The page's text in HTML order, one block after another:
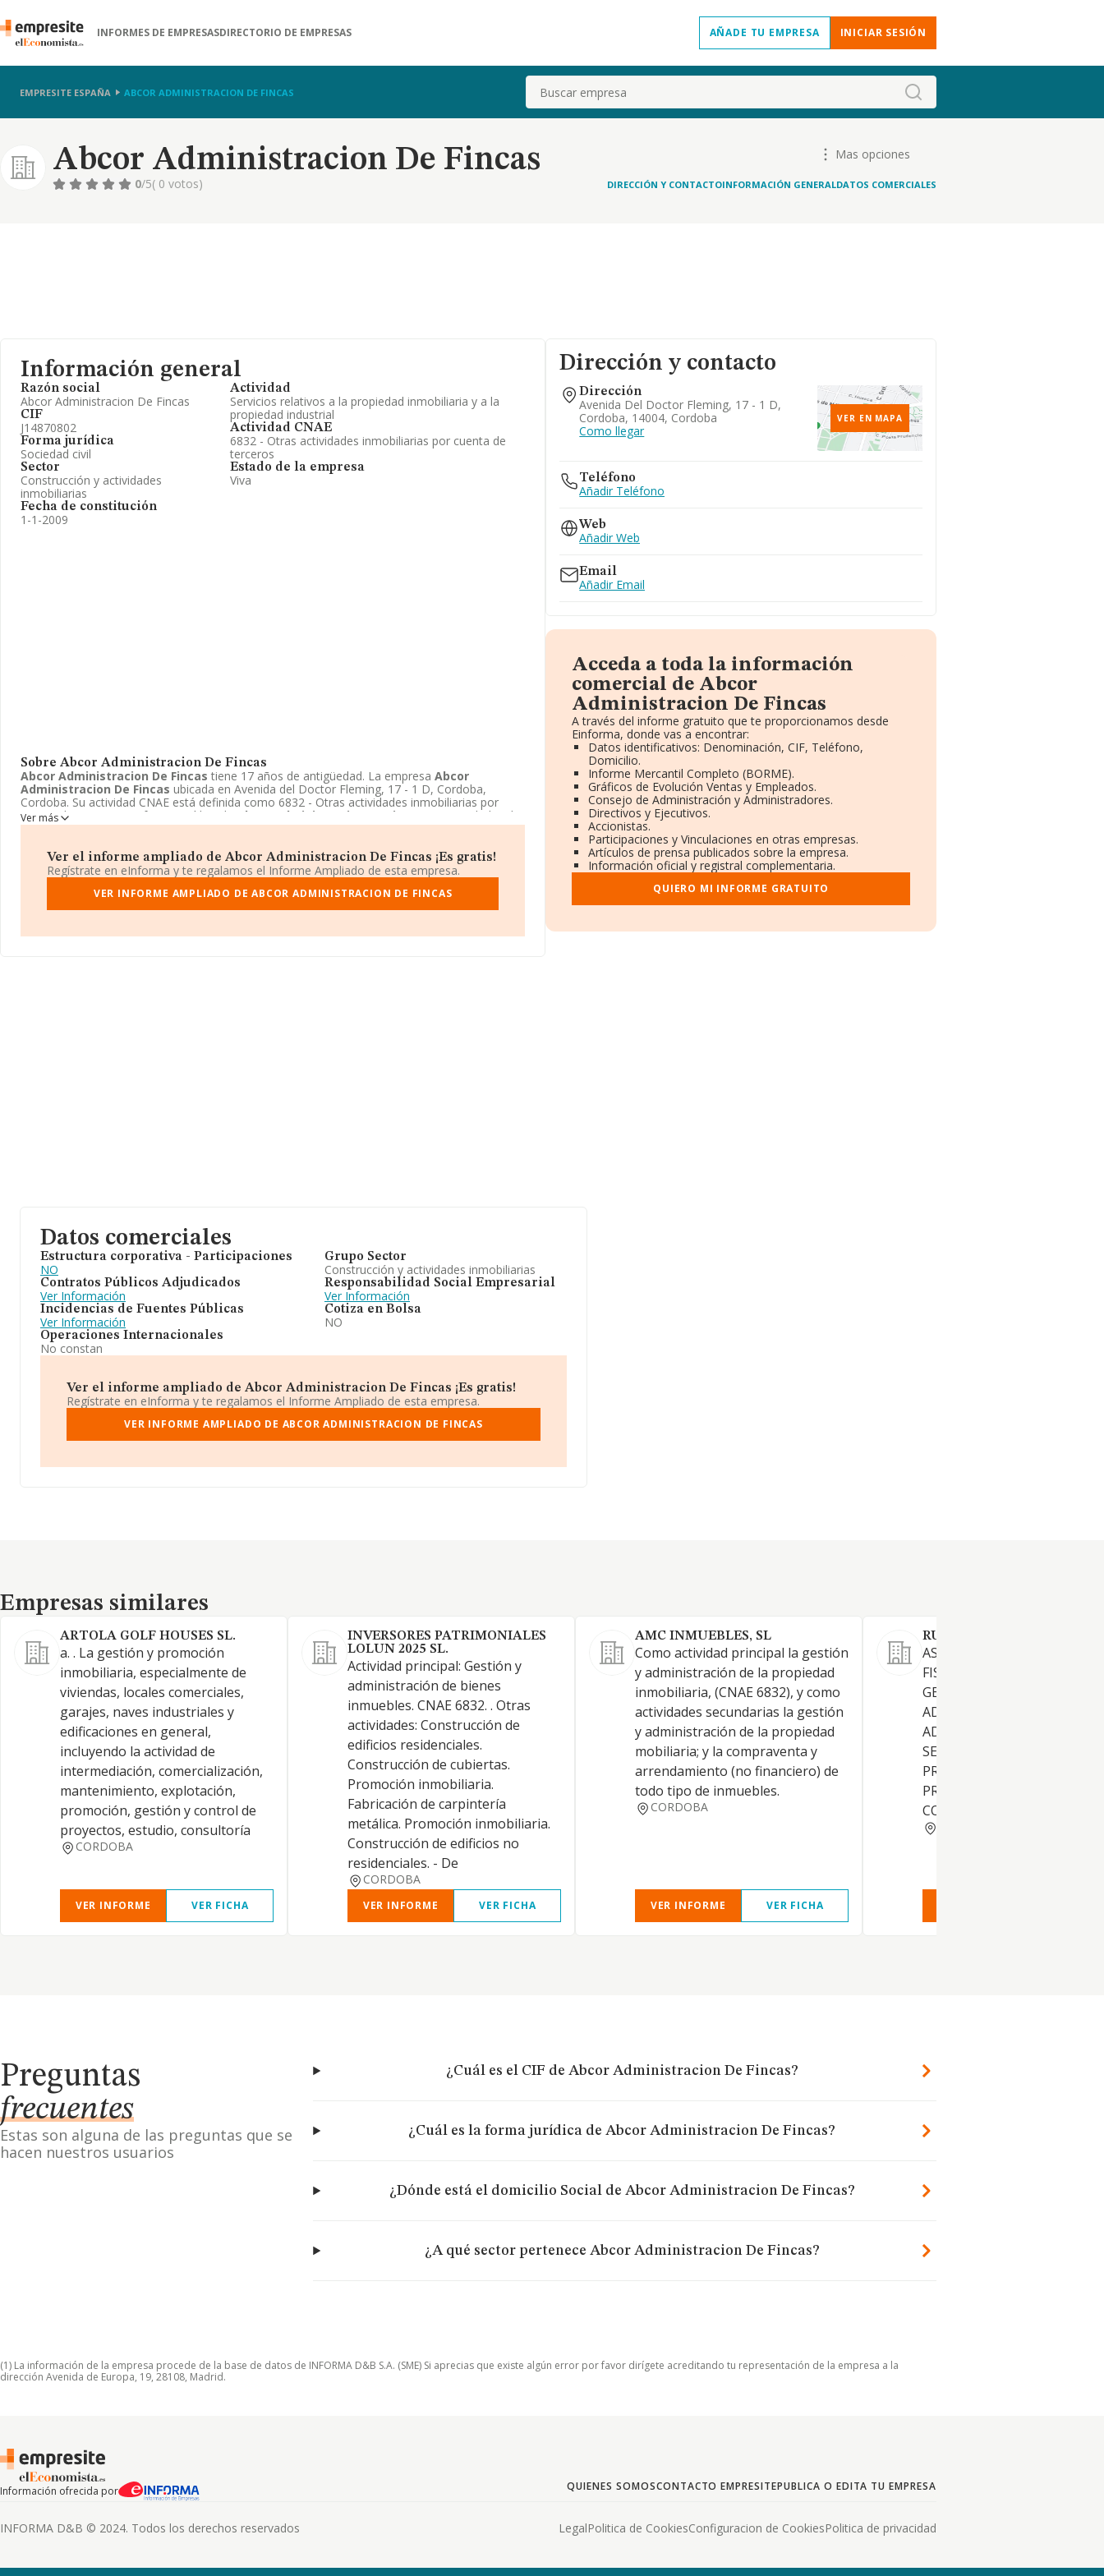
INFORMES DE EMPRESASDIRECTORIO DE EMPRESAS AÑADE TU EMPRESA INICIAR SESIÓN
EMPRESITE ESPAÑA ABCOR ADMINISTRACION DE FINCAS Buscar
Abcor Administracion De Fincas
Mas opciones
0/5( 0 votos) DIRECCIÓN Y CONTACTOINFORMACIÓN GENERALDATOS COMERCIALES
Información general
Razón social
Abcor Administracion De Fincas
CIF
J14870802
Forma jurídica
Sociedad civil
Sector
Construcción y actividades
inmobiliarias
Fecha de constitución
1-1-2009
Actividad
Servicios relativos a la propiedad inmobiliaria y a la
propiedad industrial
Actividad CNAE
6832 - Otras actividades inmobiliarias por cuenta de
terceros
Estado de la empresa
Viva
Sobre Abcor Administracion De Fincas
Abcor Administracion De Fincas tiene 17 años de antigüedad. La empresa Abcor
Administracion De Fincas ubicada en Avenida del Doctor Fleming, 17 - 1 D, Cordoba,
Cordoba. Su actividad CNAE está definida como 6832 - Otras actividades inmobiliarias por
cuenta de terceros. La forma jurídica de
Abcor Administracion De Fincas es Sociedad civil.
Ver más
Ver el informe ampliado de Abcor Administracion De Fincas ¡Es gratis!
Regístrate en eInforma y te regalamos el Informe Ampliado de esta empresa.
VER INFORME AMPLIADO DE ABCOR ADMINISTRACION DE FINCAS
Dirección y contacto
Dirección
Avenida Del Doctor Fleming, 17 - 1 D,
Cordoba, 14004, Cordoba
Como llegar
VER EN MAPA
Teléfono
Añadir Teléfono
Web
Añadir Web
Email
Añadir Email
Acceda a toda la información
comercial de Abcor
Administracion De Fincas
A través del informe gratuito que te proporcionamos desde
Einforma, donde vas a encontrar:
Datos identificativos: Denominación, CIF, Teléfono,
Domicilio.
Informe Mercantil Completo (BORME).
Gráficos de Evolución Ventas y Empleados.
Consejo de Administración y Administradores.
Directivos y Ejecutivos.
Accionistas.
Participaciones y Vinculaciones en otras empresas.
Artículos de prensa publicados sobre la empresa.
Información oficial y registral complementaria.
QUIERO MI INFORME GRATUITO
Datos comerciales
Estructura corporativa - Participaciones
NO
Contratos Públicos Adjudicados
Ver Información
Incidencias de Fuentes Públicas
Ver Información
Operaciones Internacionales
No constan
Grupo Sector
Construcción y actividades inmobiliarias
Responsabilidad Social Empresarial
Ver Información
Cotiza en Bolsa
NO
Ver el informe ampliado de Abcor Administracion De Fincas ¡Es gratis!
Regístrate en eInforma y te regalamos el Informe Ampliado de esta empresa.
VER INFORME AMPLIADO DE ABCOR ADMINISTRACION DE FINCAS
Empresas similares
Empresas similares
ARTOLA GOLF HOUSES SL.
a. . La gestión y promoción
inmobiliaria, especialmente de
viviendas, locales comerciales,
garajes, naves industriales y
edificaciones en general,
incluyendo la actividad de
intermediación, comercialización,
mantenimiento, explotación,
promoción, gestión y control de
proyectos, estudio, consultoría
CORDOBA
VER INFORME VER FICHA
INVERSORES PATRIMONIALES
LOLUN 2025 SL.
Actividad principal: Gestión y
administración de bienes
inmuebles. CNAE 6832. . Otras
actividades: Construcción de
edificios residenciales.
Construcción de cubiertas.
Promoción inmobiliaria.
Fabricación de carpintería
metálica. Promoción inmobiliaria.
Construcción de edificios no
residenciales. - De
CORDOBA
VER INFORME VER FICHA
AMC INMUEBLES, SL
Como actividad principal la gestión
y administración de la propiedad
inmobiliaria, (CNAE 6832), y como
actividades secundarias la gestión
y administración de la propiedad
mobiliaria; y la compraventa y
arrendamiento (no financiero) de
todo tipo de inmuebles.
CORDOBA
VER INFORME VER FICHA
RUSTICA Y URBANA
ASESORAMIENTO LABORAL Y
FISCAL, SEGUROS
GESTIONES ANTES LAS
ADMINISTRACIONES
ADMINISTRACIONES DE
SERVICIOS RELATIVOS A LA
PROPIEDAD INMOBILIARIA Y
PROPIEDAD INDUSTRIAL;
COMPRAVENTA Y A
Preguntas
frecuentes
Estas son alguna de las preguntas que se
hacen nuestros usuarios
¿Cuál es el CIF de Abcor Administracion De Fincas?
¿Cuál es la forma jurídica de Abcor Administracion De Fincas?
¿Dónde está el domicilio Social de Abcor Administracion De Fincas?
¿A qué sector pertenece Abcor Administracion De Fincas?
(1) La información de la empresa procede de la base de datos de INFORMA D&B S.A. (SME) Si aprecias que existe algún error por favor dirígete acreditando tu representación de la empresa a la
dirección Avenida de Europa, 19, 28108, Madrid.
Información ofrecida por QUIENES SOMOSCONTACTO EMPRESITEPUBLICA O EDITA TU EMPRESA
INFORMA D&B © 2024. Todos los derechos reservados LegalPolitica de CookiesConfiguracion de CookiesPolitica de privacidad